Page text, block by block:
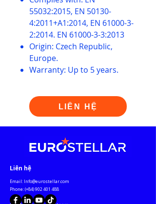
55032:2015, EN 50130-
4:2011+A1:2014, EN 61000-3-
2:2014. EN 61000-3-3:2013
Origin: Czech Republic,
Europe.
Warranty: Up to 5 years.
LIÊN HỆ
​Liên hệ
Email: Info@eurostellar.com
​​​Phone: (+84)902 401 488